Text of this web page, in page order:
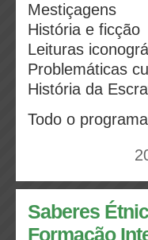
Mestiçagens
História e ficção
Leituras
Problemáticas
História da
Todo o
Saberes
Formação